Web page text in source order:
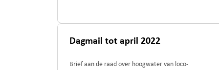
Dagmail tot april 2022
Brief aan de raad over hoogwater van loco-